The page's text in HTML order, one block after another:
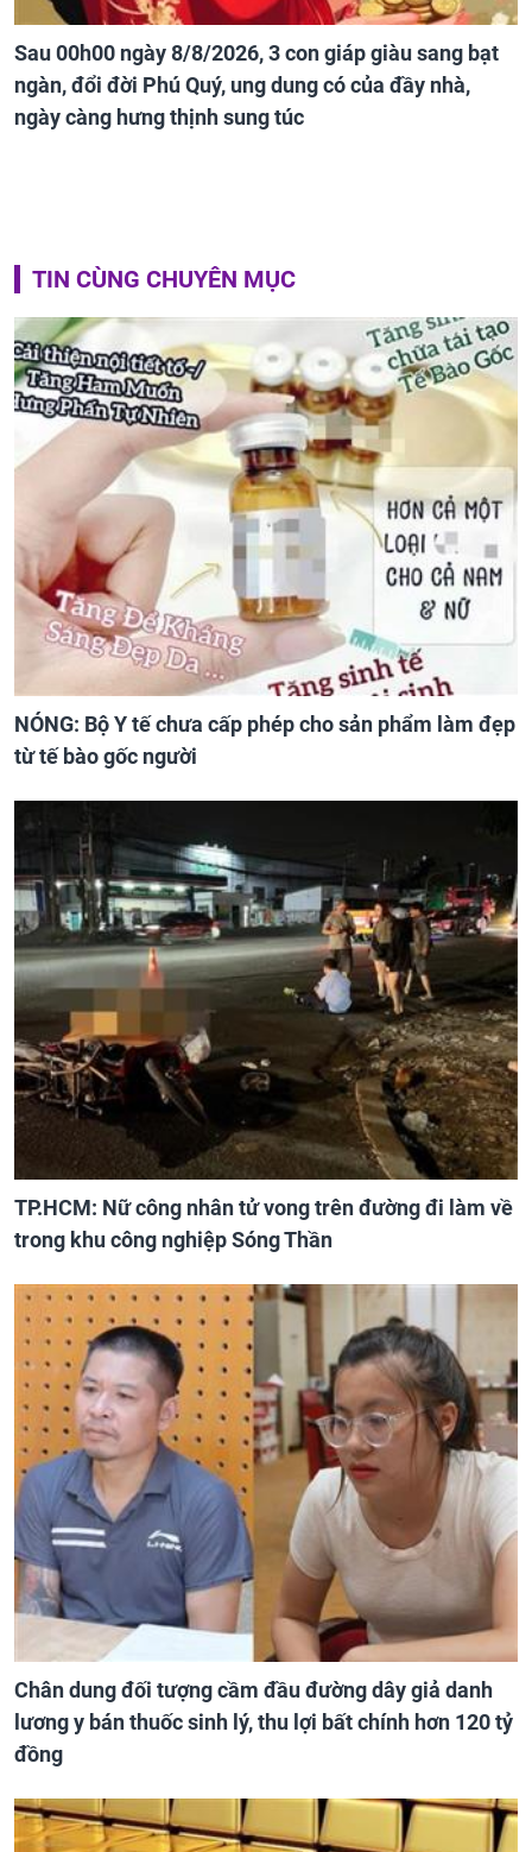
Sau 00h00 ngày 8/8/2026, 3 con giáp giàu sang bạt
ngàn, đổi đời Phú Quý, ung dung có của đầy nhà,
ngày càng hưng thịnh sung túc
TIN CÙNG CHUYÊN MỤC
NÓNG: Bộ Y tế chưa cấp phép cho sản phẩm làm đẹp
từ tế bào gốc người
TP.HCM: Nữ công nhân tử vong trên đường đi làm về
trong khu công nghiệp Sóng Thần
Chân dung đối tượng cầm đầu đường dây giả danh
lương y bán thuốc sinh lý, thu lợi bất chính hơn 120 tỷ
đồng